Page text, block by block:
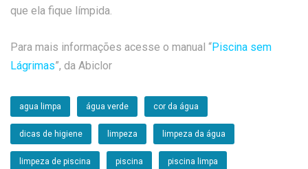
que ela fique límpida.
Para mais informações acesse o manual “Piscina sem
Lágrimas”, da Abiclor
agua limpa água verde cor da água
dicas de higiene limpeza limpeza da água
limpeza de piscina piscina piscina limpa